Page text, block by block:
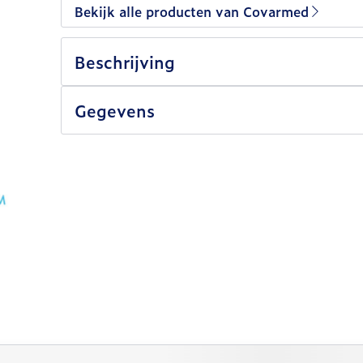
Bekijk alle producten van Covarmed
Beschrijving
Gegevens